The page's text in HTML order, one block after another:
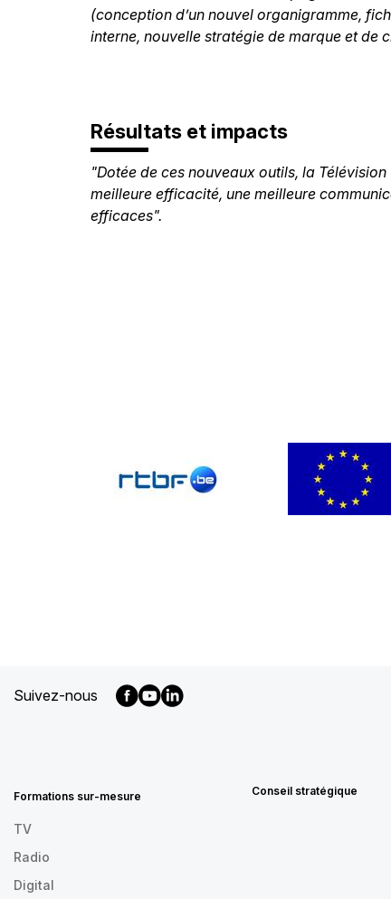
(conception d’un nouvel organigramme,
interne, nouvelle stratégie de marque et de
Résultats et impacts
"Dotée de ces nouveaux outils, la
meilleure efficacité, une meilleure
efficaces".
Suivez-nous
FR
Formations sur-mesure
TV
Radio
Digital
Conseil stratégique